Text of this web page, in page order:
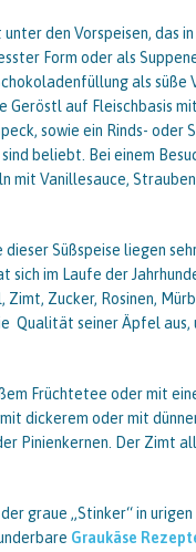
unter den Vorspeisen,
Form oder als
als süße
Geröstl auf Fleischbasis
sowie ein Rinds- oder
beliebt. Bei einem
mit Vanillesauce,
dieser Süßspeise liegen
sich im Laufe der
Zucker, Rosinen,
Qualität seiner Äpfel aus,
Früchtetee oder mit
dickerem oder mit
Pinienkernen. Der Zimt
graue „Stinker“ in
Graukäse